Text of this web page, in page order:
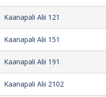
Kaanapali Alii 121
Kaanapali Alii 151
Kaanapali Alii 191
Kaanapali Alii 2102